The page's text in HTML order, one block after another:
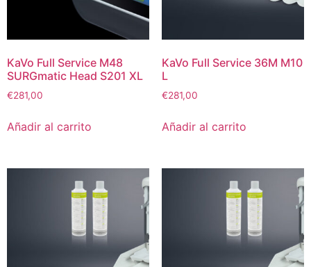
KaVo Full Service M48
SURGmatic Head S201 XL
€281,00
Añadir al carrito
KaVo Full Service 36M M10
L
€281,00
Añadir al carrito